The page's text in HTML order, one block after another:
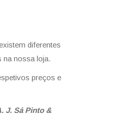
diferentes
na nossa loja.
preços e
J. Sá Pinto &